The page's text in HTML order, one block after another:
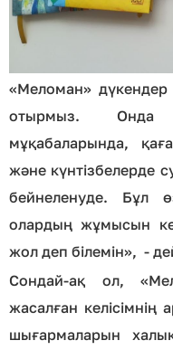
«Меломан» дүкендер
отырмыз. Онда
мұқабаларында,
және күнтізбелерде
бейнеленуде. Бұл
олардың жұмысын
жол деп білемін», -
Сондай-ақ ол,
жасалған келісімнің
шығармаларын